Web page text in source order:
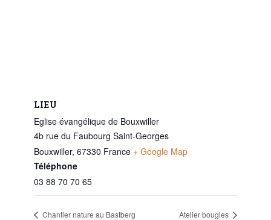
LIEU
Eglise évangélique de Bouxwiller
4b rue du Faubourg Saint-Georges
Bouxwiller, 67330 France + Google Map
Téléphone
03 88 70 70 65
Chantier nature au Bastberg Atelier bougies